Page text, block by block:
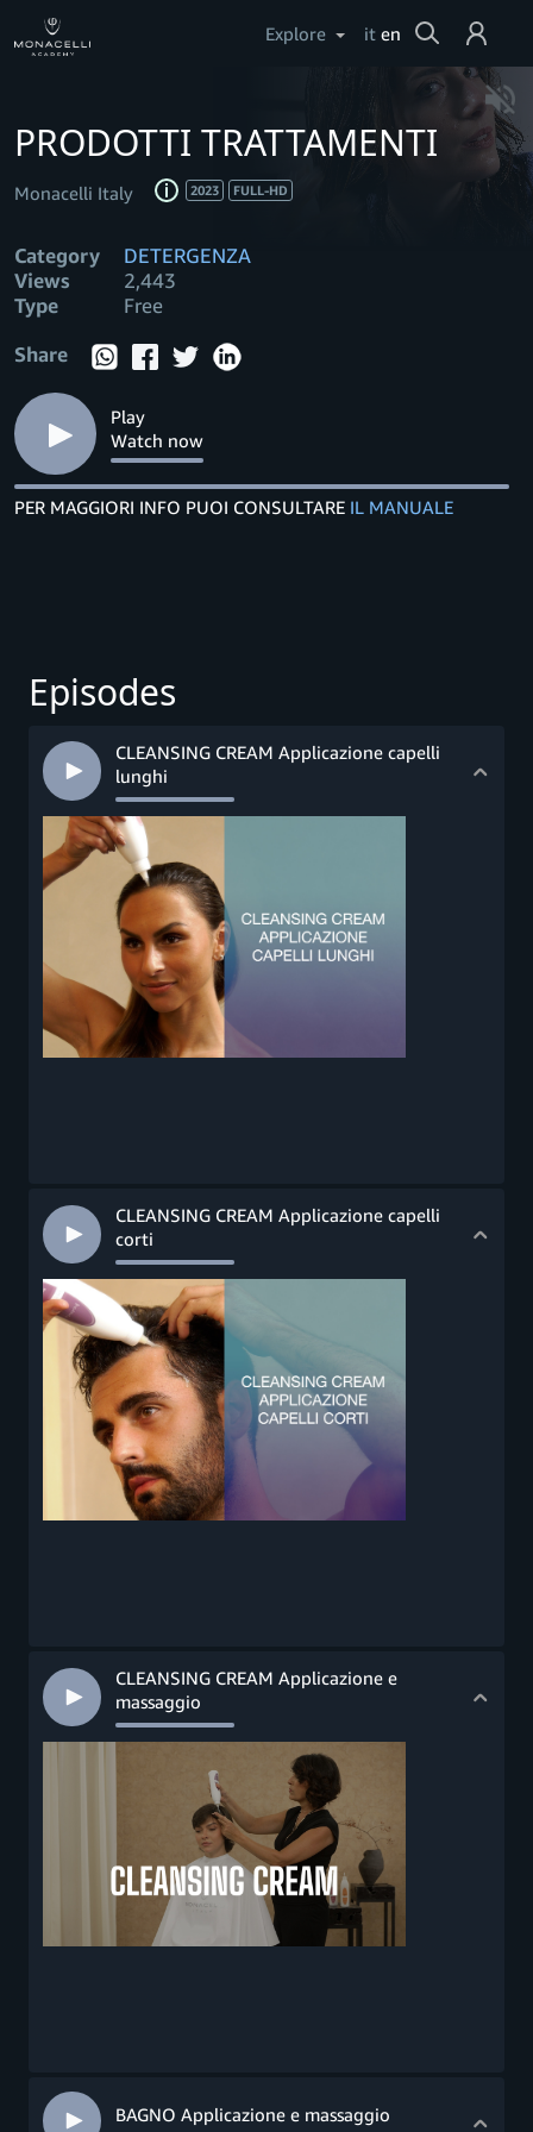
Explore it en Cerca
Login
Help
PRODOTTI TRATTAMENTI
Monacelli Italy 2023 FULL-HD
Category
DETERGENZA
Views
2,443
Type
Free
Share
Play
Watch now
PER MAGGIORI INFO PUOI CONSULTARE IL MANUALE
Episodes
CLEANSING CREAM Applicazione capelli
lunghi
CLEANSING CREAM Applicazione capelli
corti
CLEANSING CREAM Applicazione e
massaggio
BAGNO Applicazione e massaggio